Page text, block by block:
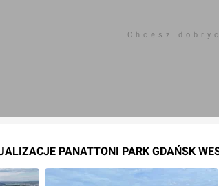
Chcesz
PANATTONI PARK GDAŃSK